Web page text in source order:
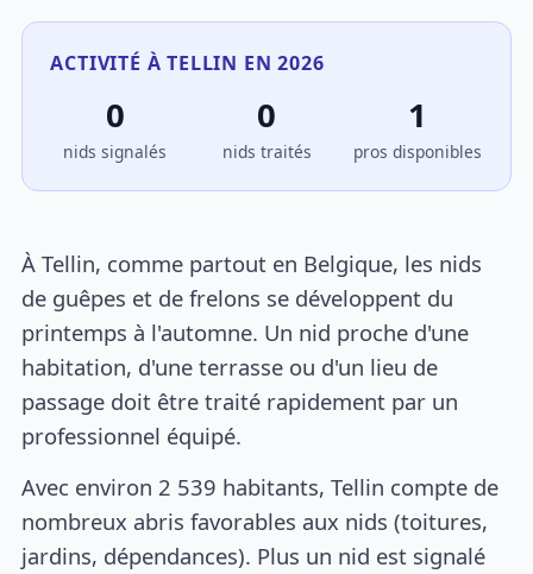
ACTIVITÉ À TELLIN EN 2026
0
nids signalés
0
nids traités
1
pros disponibles
À Tellin, comme partout en Belgique, les nids
de guêpes et de frelons se développent du
printemps à l'automne. Un nid proche d'une
habitation, d'une terrasse ou d'un lieu de
passage doit être traité rapidement par un
professionnel équipé.
Avec environ 2 539 habitants, Tellin compte de
nombreux abris favorables aux nids (toitures,
jardins, dépendances). Plus un nid est signalé